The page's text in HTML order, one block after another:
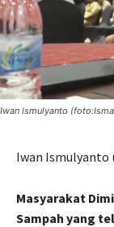
Iwan Ismulyanto
Iwan Ismulyanto
Masyarakat
Sampah yang